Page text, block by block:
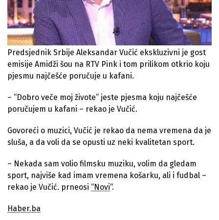
Predsjednik Srbije Aleksandar Vučić ekskluzivni je gost
emisije Amidži šou na RTV Pink i tom prilikom otkrio koju
pjesmu najčešće poručuje u kafani.
– “Dobro veče moj živote” jeste pjesma koju najčešće
poručujem u kafani – rekao je Vučić.
Govoreći o muzici, Vučić je rekao da nema vremena da je
sluša, a da voli da se opusti uz neki kvalitetan sport.
– Nekada sam volio filmsku muziku, volim da gledam
sport, najviše kad imam vremena košarku, ali i fudbal –
rekao je Vučić. prneosi “Novi“.
Haber.ba